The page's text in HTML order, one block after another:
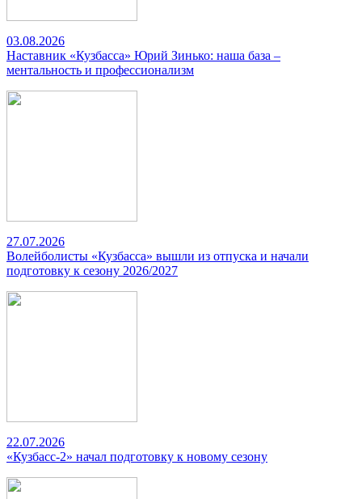
03.08.2026
Наставник «Кузбасса» Юрий Зинько: наша база –
ментальность и профессионализм
27.07.2026
Волейболисты «Кузбасса» вышли из отпуска и начали
подготовку к сезону 2026/2027
22.07.2026
«Кузбасс-2» начал подготовку к новому сезону